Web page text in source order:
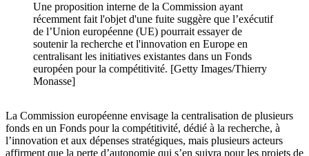
Une proposition interne de la Commission ayant
récemment fait l'objet d'une fuite suggère que l’exécutif
de l’Union européenne (UE) pourrait essayer de
soutenir la recherche et l'innovation en Europe en
centralisant les initiatives existantes dans un Fonds
européen pour la compétitivité. [Getty Images/Thierry
Monasse]
La Commission européenne envisage la centralisation de plusieurs
fonds en un Fonds pour la compétitivité, dédié à la recherche, à
l’innovation et aux dépenses stratégiques, mais plusieurs acteurs
affirment que la perte d’autonomie qui s’en suivra pour les projets de